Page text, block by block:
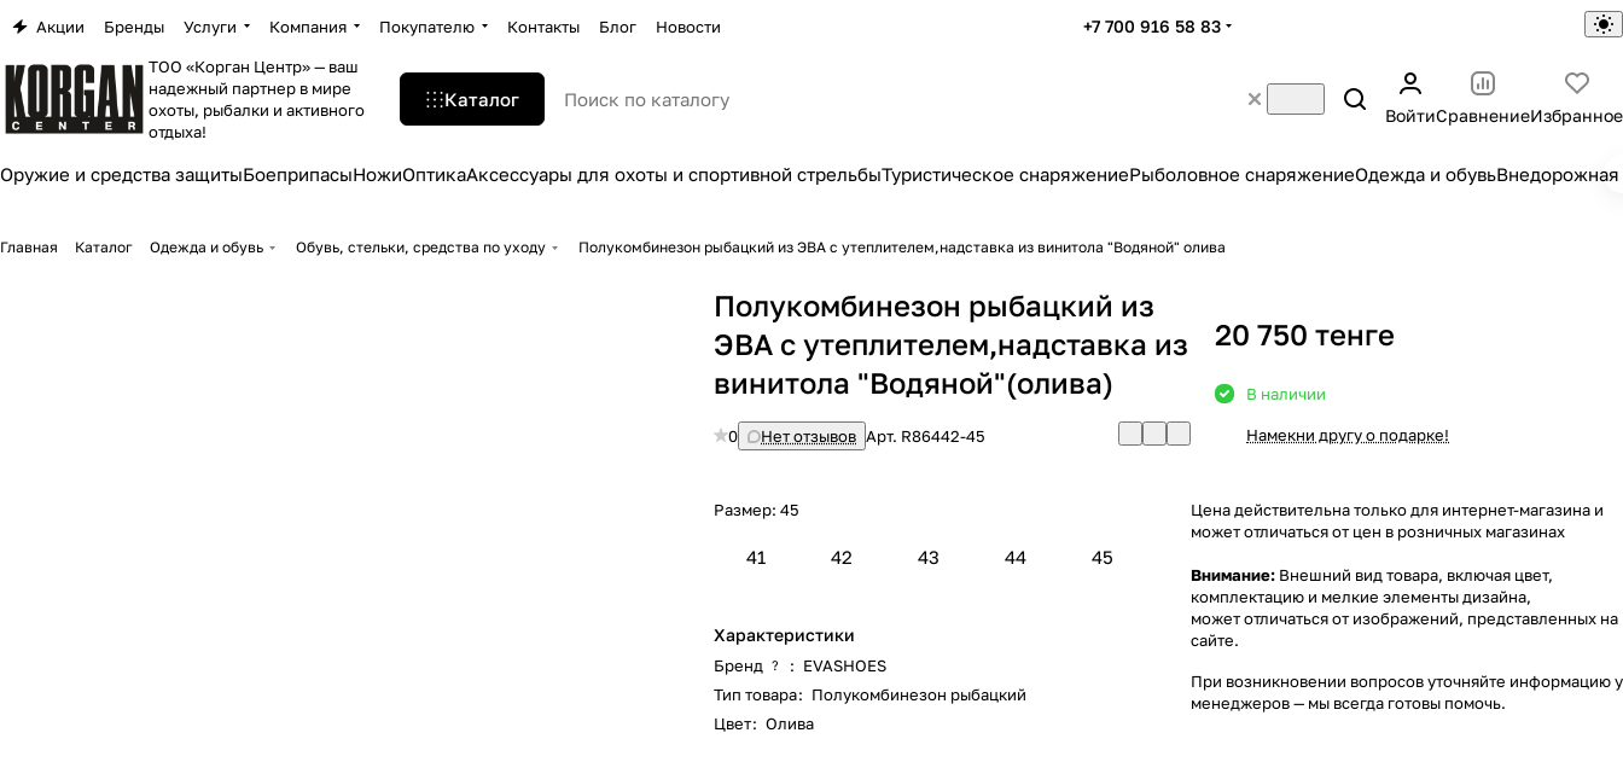
Акции Бренды Услуги Компания Покупателю Контакты Блог Новости +7 700 916 58 83
ТОО «Корган Центр» — ваш
надежный партнер в мире
охоты, рыбалки и активного
отдыха!
Каталог
ВойтиСравнениеИзбранное
Оружие и средства защитыБоеприпасыНожиОптикаАксессуары для охоты и спортивной стрельбыТуристическое снаряжениеРыболовное снаряжениеОдежда и обувьВнедорожная
Главная Каталог Одежда и обувь Обувь, стельки, средства по уходу Полукомбинезон рыбацкий из ЭВА с утеплителем,надставка из винитола "Водяной" олива
Полукомбинезон рыбацкий из
ЭВА с утеплителем,надставка из
винитола "Водяной"(олива)
0 Нет отзывов Арт. R86442-45
Размер:45
41 42 43 44 45
Характеристики
Бренд ? : EVASHOES
Тип товара: Полукомбинезон рыбацкий
Цвет: Олива
20 750 тенге
В наличии
Намекни другу о подарке!
Цена действительна только для интернет-магазина и
может отличаться от цен в розничных магазинах
Внимание: Внешний вид товара, включая цвет,
комплектацию и мелкие элементы дизайна,
может отличаться от изображений, представленных на
сайте.
При возникновении вопросов уточняйте информацию у
менеджеров— мы всегда готовы помочь.